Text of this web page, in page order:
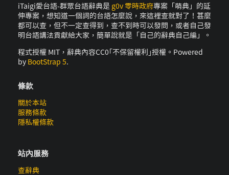
iTaigi愛台語-群眾台語辭典是 g0v 零時政府專案「萌典」的延
伸專案，想知道一個詞的台語怎麼說，來這裡查就對了！甚麼
都可以查，但不一定查得到，查不到時可以發問，或者自己發
明台語講法貢獻給大家，簡單說就是「自己的辭典自己編」。
程式授權 MIT，辭典內容CC0｢不保留權利｣授權。Powered
by BootStrap 5.
條款
關於本站
服務條款
隱私權條款
站內服務
查辭典